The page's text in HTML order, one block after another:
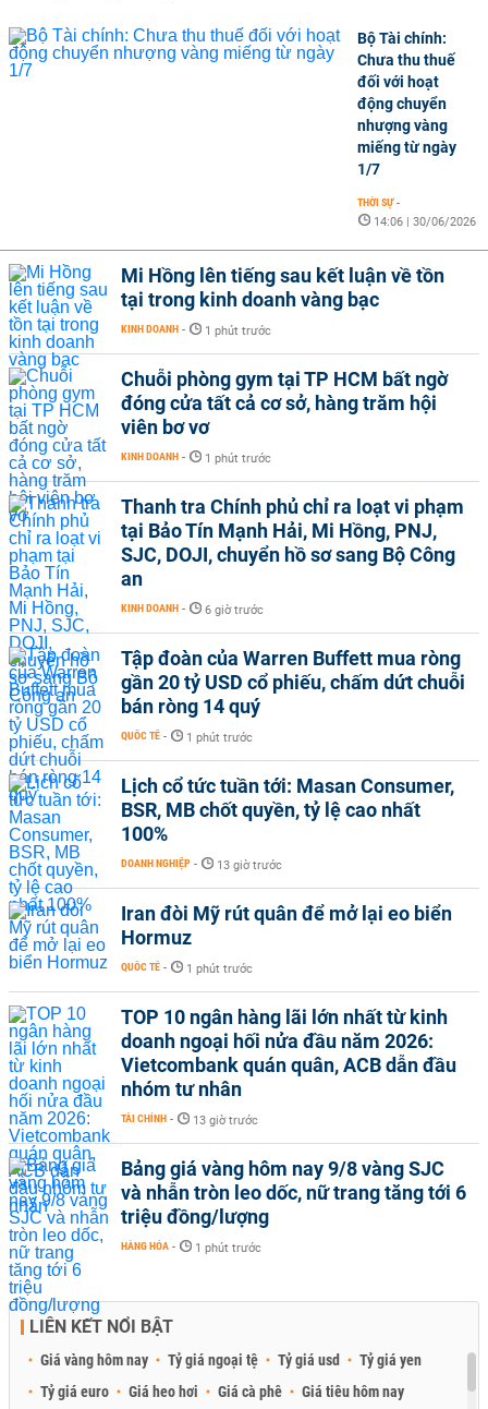
Bộ Tài chính:
Chưa thu thuế
đối với hoạt
động chuyển
nhượng vàng
miếng từ ngày
1/7
THỜI SỰ -
14:06 | 30/06/2026
Mi Hồng lên tiếng sau kết luận về tồn
tại trong kinh doanh vàng bạc
KINH DOANH - 1 phút trước
Chuỗi phòng gym tại TP HCM bất ngờ
đóng cửa tất cả cơ sở, hàng trăm hội
viên bơ vơ
KINH DOANH - 1 phút trước
Thanh tra Chính phủ chỉ ra loạt vi phạm
tại Bảo Tín Mạnh Hải, Mi Hồng, PNJ,
SJC, DOJI, chuyển hồ sơ sang Bộ Công
an
KINH DOANH - 6 giờ trước
Tập đoàn của Warren Buffett mua ròng
gần 20 tỷ USD cổ phiếu, chấm dứt chuỗi
bán ròng 14 quý
QUỐC TẾ - 1 phút trước
Lịch cổ tức tuần tới: Masan Consumer,
BSR, MB chốt quyền, tỷ lệ cao nhất
100%
DOANH NGHIỆP - 13 giờ trước
Iran đòi Mỹ rút quân để mở lại eo biển
Hormuz
QUỐC TẾ - 1 phút trước
TOP 10 ngân hàng lãi lớn nhất từ kinh
doanh ngoại hối nửa đầu năm 2026:
Vietcombank quán quân, ACB dẫn đầu
nhóm tư nhân
TÀI CHÍNH - 13 giờ trước
Bảng giá vàng hôm nay 9/8 vàng SJC
và nhẫn tròn leo dốc, nữ trang tăng tới 6
triệu đồng/lượng
HÀNG HÓA - 1 phút trước
LIÊN KẾT NỔI BẬT
Giá vàng hôm nay Tỷ giá ngoại tệ Tỷ giá usd
Tỷ giá yen
Tỷ giá euro
Giá heo hơi Giá cà phê Giá tiêu hôm nay